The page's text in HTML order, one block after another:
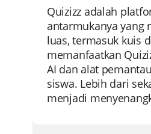
Quizizz adalah
antarmukanya yang
luas, termasuk kuis
memanfaatkan
AI dan alat
siswa. Lebih dari
menjadi